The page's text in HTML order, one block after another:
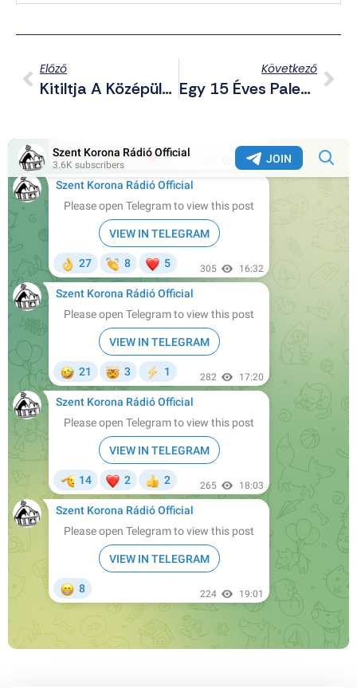
Előző
Kitiltja A Középületeiről Az LMBTQP Zászlót Egy Spanyol Kisváros
Következő
Egy 15 Éves Palesztin Lány Meghalt Egy Izraeli Razzia Során